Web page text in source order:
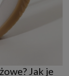
Jak je